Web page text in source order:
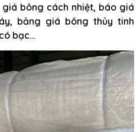
bông cách nhiệt, báo giá
bảng giá bông thủy tinh
bạc…